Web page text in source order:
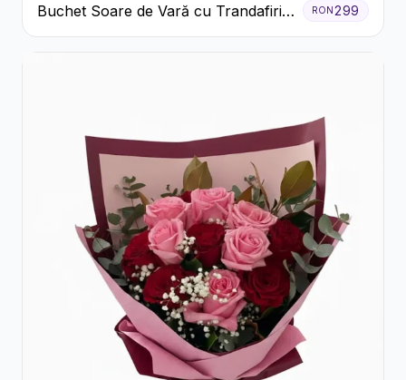
Buchet Soare de Vară cu Trandafiri
Galbeni și Crizanteme Albe
RON 299